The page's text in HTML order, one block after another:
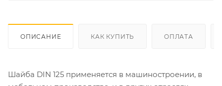
ОПИСАНИЕ КАК КУПИТЬ ОПЛАТА
Шайба DIN 125 применяется в машиностроении, в